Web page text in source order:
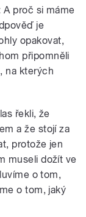
A proč si máme
je
opakovat,
připomněli
na kterých
řekli, že
a že stojí za
protože jen
museli dožít ve
o tom,
o tom, jaký